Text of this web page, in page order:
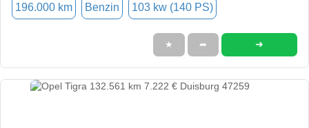
196.000 km Benzin 103 kw (140 PS)
★ ➦ ➜